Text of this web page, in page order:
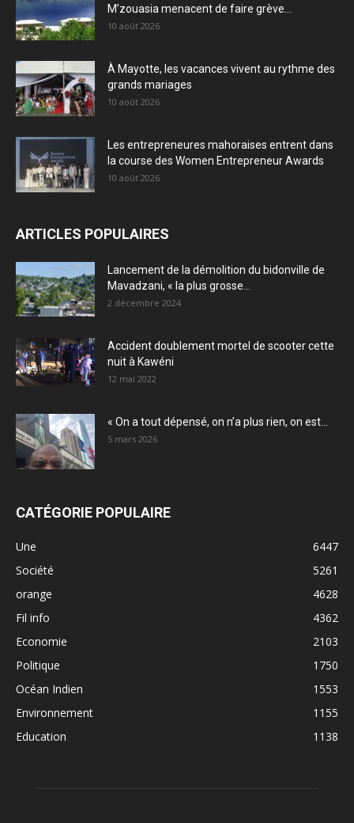
M’zouasia menacent de faire grève...
10 août 2026
À Mayotte, les vacances vivent au rythme des
grands mariages
10 août 2026
Les entrepreneures mahoraises entrent dans
la course des Women Entrepreneur Awards
10 août 2026
ARTICLES POPULAIRES
Lancement de la démolition du bidonville de
Mavadzani, « la plus grosse...
2 décembre 2024
Accident doublement mortel de scooter cette
nuit à Kawéni
12 mai 2022
« On a tout dépensé, on n’a plus rien, on est...
5 mars 2026
CATÉGORIE POPULAIRE
Une
6447
Société
5261
orange
4628
Fil info
4362
Economie
2103
Politique
1750
Océan Indien
1553
Environnement
1155
Education
1138